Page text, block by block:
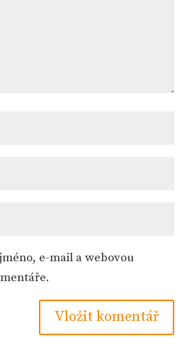
e-mail a webovou